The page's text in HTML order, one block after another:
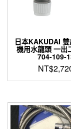
日本KAKUDAI
機用水龍頭 一出
704-109-
NT$